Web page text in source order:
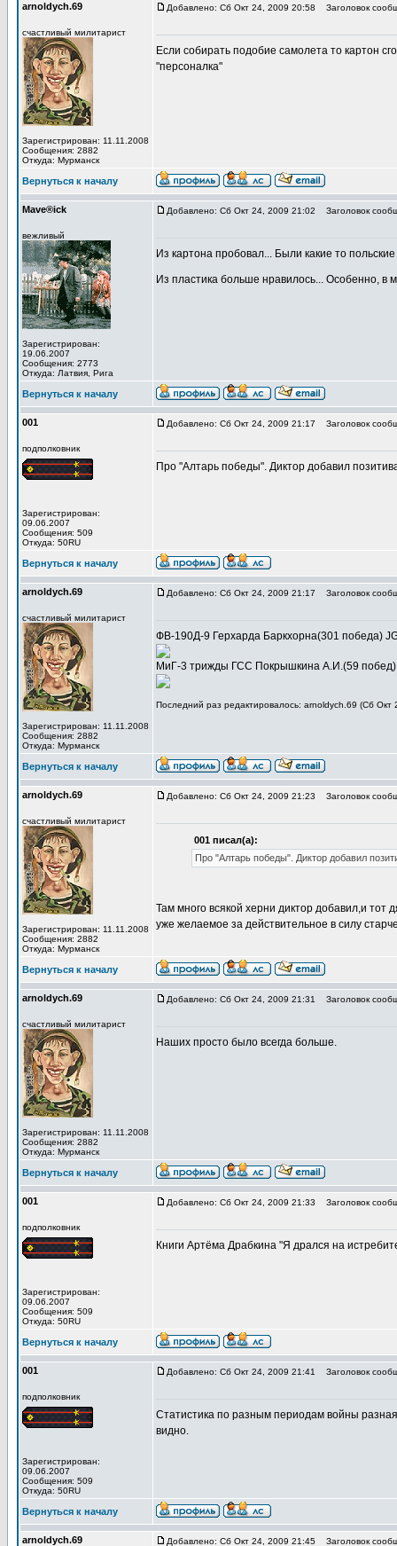
arnoldych.69
счастливый милитарист
Зарегистрирован: 11.11.2008
Сообщения: 2882
Откуда: Мурманск
Добавлено: Сб Окт 24, 2009 20:58 Заголовок
Если собирать подобие самолета то картон
"персоналка"
Вернуться к началу
Mave®ick
вежливый
Зарегистрирован:
19.06.2007
Сообщения: 2773
Откуда: Латвия, Рига
Добавлено: Сб Окт 24, 2009 21:02 Заголовок
Из картона пробовал... Были какие то
Из пластика больше нравилось... Особенно, в
Вернуться к началу
001
подполковник
Зарегистрирован:
09.06.2007
Сообщения: 509
Откуда: 50RU
Добавлено: Сб Окт 24, 2009 21:17 Заголовок
Про "Алтарь победы". Диктор добавил
Вернуться к началу
arnoldych.69
счастливый милитарист
Зарегистрирован: 11.11.2008
Сообщения: 2882
Откуда: Мурманск
Добавлено: Сб Окт 24, 2009 21:17 Заголовок
ФВ-190Д-9 Герхарда Баркхорна(301 победа)
МиГ-3 трижды ГСС Покрышкина А.И.(59 побед)
Последний раз редактировалось: arnoldych.69 (Сб Окт
Вернуться к началу
arnoldych.69
счастливый милитарист
Зарегистрирован: 11.11.2008
Сообщения: 2882
Откуда: Мурманск
Добавлено: Сб Окт 24, 2009 21:23 Заголовок
001 писал(а):
Про "Алтарь победы". Диктор добавил
Там много всякой херни диктор добавил,и тот
уже желаемое за действительное в силу
Вернуться к началу
arnoldych.69
счастливый милитарист
Зарегистрирован: 11.11.2008
Сообщения: 2882
Откуда: Мурманск
Добавлено: Сб Окт 24, 2009 21:31 Заголовок
Наших просто было всегда больше.
Вернуться к началу
001
подполковник
Зарегистрирован:
09.06.2007
Сообщения: 509
Откуда: 50RU
Добавлено: Сб Окт 24, 2009 21:33 Заголовок
Книги Артёма Драбкина "Я дрался на
Вернуться к началу
001
подполковник
Зарегистрирован:
09.06.2007
Сообщения: 509
Откуда: 50RU
Добавлено: Сб Окт 24, 2009 21:41 Заголовок
Статистика по разным периодам войны
видно.
Вернуться к началу
arnoldych.69 Добавлено: Сб Окт 24, 2009 21:45 Заголовок